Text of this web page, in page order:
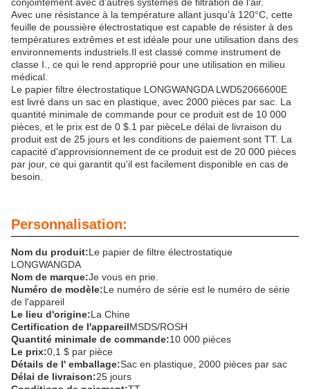
Avec une résistance à la température allant jusqu'à 120°C, cette
feuille de poussière électrostatique est capable de résister à des
températures extrêmes et est idéale pour une utilisation dans des
environnements industriels.Il est classé comme instrument de
classe I., ce qui le rend approprié pour une utilisation en milieu
médical.
Le papier filtre électrostatique LONGWANGDA LWD52066600E
est livré dans un sac en plastique, avec 2000 pièces par sac. La
quantité minimale de commande pour ce produit est de 10 000
pièces, et le prix est de 0 $.1 par pièceLe délai de livraison du
produit est de 25 jours et les conditions de paiement sont TT. La
capacité d'approvisionnement de ce produit est de 20 000 pièces
par jour, ce qui garantit qu'il est facilement disponible en cas de
besoin.
Personnalisation:
Nom du produit:Le papier de filtre électrostatique
LONGWANGDA
Nom de marque:Je vous en prie.
Numéro de modèle:Le numéro de série est le numéro de série
de l'appareil
Le lieu d'origine:La Chine
Certification de l'appareilMSDS/ROSH
Quantité minimale de commande:10 000 pièces
Le prix:0,1 $ par pièce
Détails de l' emballage:Sac en plastique, 2000 pièces par sac
Délai de livraison:25 jours